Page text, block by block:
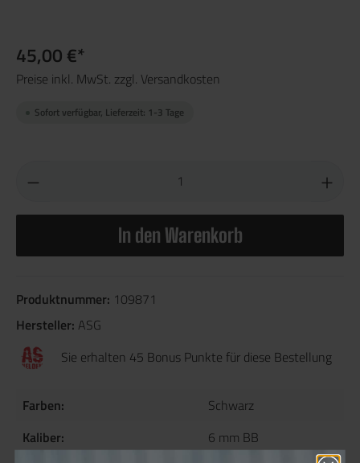
45,00 €*
Preise inkl. MwSt. zzgl. Versandkosten
Sofort verfügbar, Lieferzeit: 1-3 Tage
In den Warenkorb
Produktnummer: 109871
Hersteller: ASG
Sie erhalten 45 Bonus Punkte für diese Bestellung
Farben:
Schwarz
Kaliber:
6 mm BB